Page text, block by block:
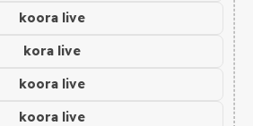
koora live
kora live
koora live
koora live